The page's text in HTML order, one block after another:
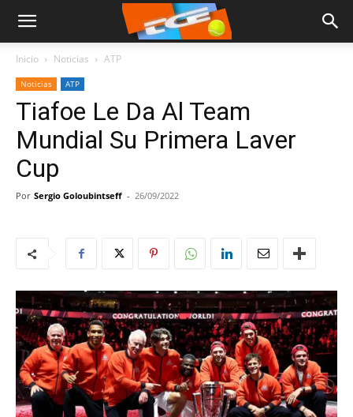
Inicio Noticias ATP
Noticias ATP
Tiafoe Le Da Al Team
Mundial Su Primera Laver
Cup
Por Sergio Goloubintseff - 26/09/2022